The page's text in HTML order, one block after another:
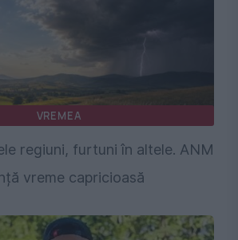
VREMEA
regiuni, furtuni în altele. ANM
vreme capricioasă